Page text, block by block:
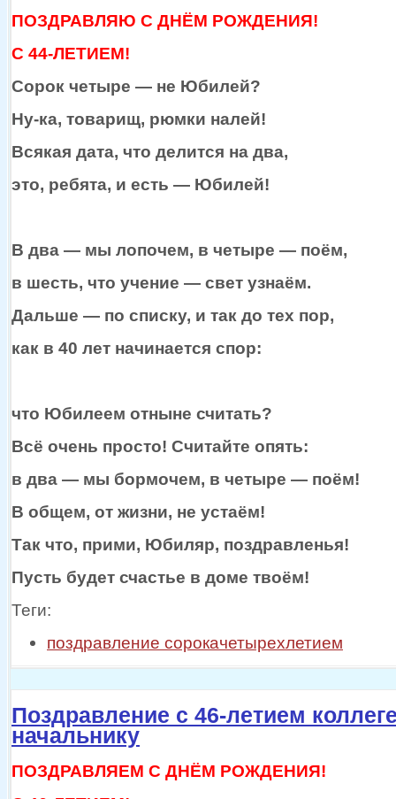
ПОЗДРАВЛЯЮ С ДНЁМ РОЖДЕНИЯ!
С 44-ЛЕТИЕМ!
Сорок четыре — не Юбилей?
Ну-ка, товарищ, рюмки налей!
Всякая дата, что делится на два,
это, ребята, и есть — Юбилей!
В два — мы лопочем, в четыре — поём,
в шесть, что учение — свет узнаём.
Дальше — по списку, и так до тех пор,
как в 40 лет начинается спор:
что Юбилеем отныне считать?
Всё очень просто! Считайте опять:
в два — мы бормочем, в четыре — поём!
В общем, от жизни, не устаём!
Так что, прими, Юбиляр, поздравленья!
Пусть будет счастье в доме твоём!
Теги:
поздравление сорокачетырехлетием
Поздравление с 46-летием
начальнику
ПОЗДРАВЛЯЕМ С ДНЁМ РОЖДЕНИЯ!